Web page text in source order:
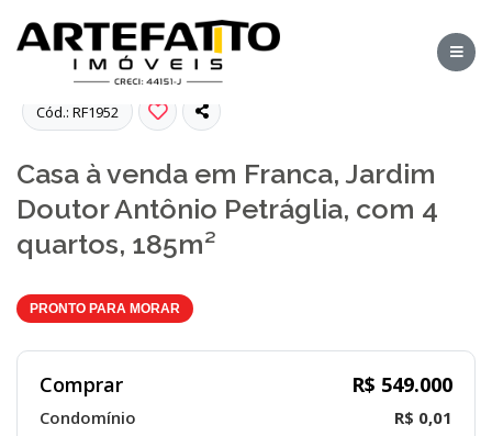
Cód.: RF1952
Casa à venda em Franca, Jardim
Doutor Antônio Petráglia, com 4
quartos, 185m²
PRONTO PARA MORAR
Comprar R$ 549.000
Condomínio
R$ 0,01